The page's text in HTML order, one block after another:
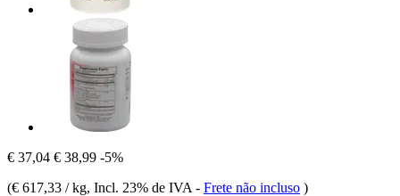
€ 37,04 € 38,99 -5%
(€ 617,33 / kg, Incl. 23% de IVA - Frete não incluso )